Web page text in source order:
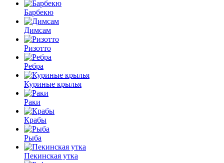
Барбекю
Димсам
Ризотто
Ребра
Куриные крылья
Раки
Крабы
Рыба
Пекинская утка